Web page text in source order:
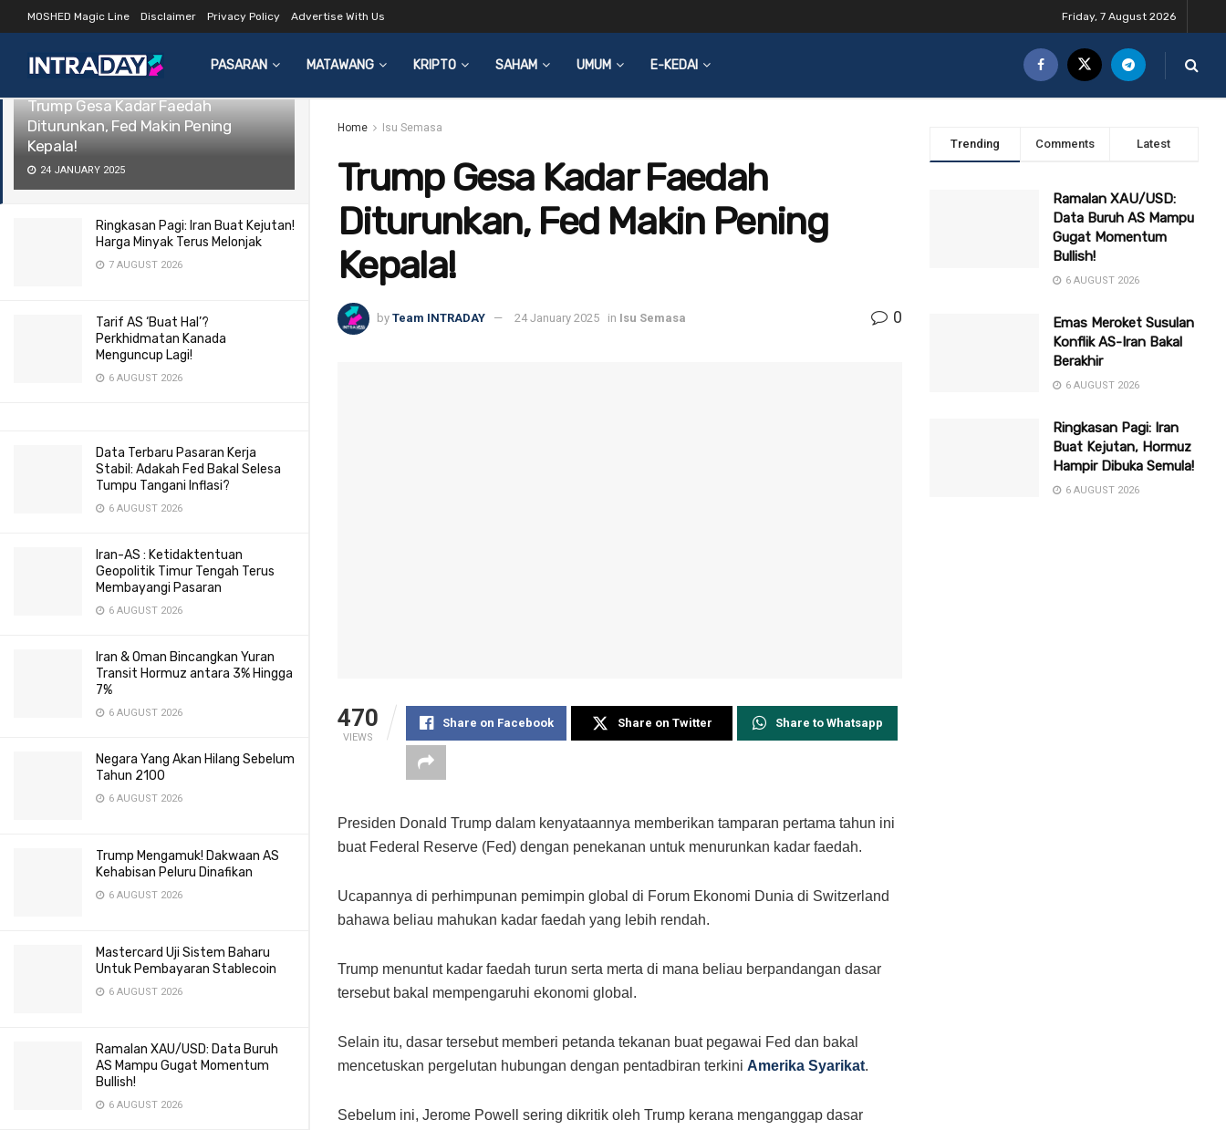
LATEST TRENDING Filter
Trump Gesa Kadar Faedah
Diturunkan, Fed Makin Pening
Kepala!
24 JANUARY 2025
Ringkasan Pagi: Iran Buat Kejutan!
Harga Minyak Terus Melonjak
7 AUGUST 2026
Tarif AS ‘Buat Hal’?
Perkhidmatan Kanada
Menguncup Lagi!
6 AUGUST 2026
Data Terbaru Pasaran Kerja
Stabil: Adakah Fed Bakal Selesa
Tumpu Tangani Inflasi?
6 AUGUST 2026
Iran-AS : Ketidaktentuan
Geopolitik Timur Tengah Terus
Membayangi Pasaran
6 AUGUST 2026
Iran & Oman Bincangkan Yuran
Transit Hormuz antara 3% Hingga
7%
6 AUGUST 2026
Negara Yang Akan Hilang Sebelum
Tahun 2100
6 AUGUST 2026
Trump Mengamuk! Dakwaan AS
Kehabisan Peluru Dinafikan
6 AUGUST 2026
Mastercard Uji Sistem Baharu
Untuk Pembayaran Stablecoin
6 AUGUST 2026
Ramalan XAU/USD: Data Buruh
AS Mampu Gugat Momentum
Bullish!
6 AUGUST 2026
MOSHED Magic Line Disclaimer Privacy Policy Advertise With Us Friday, 7 August 2026
PASARAN MATAWANG KRIPTO SAHAM UMUM E-KEDAI
Home Isu Semasa
Trump Gesa Kadar Faedah
Diturunkan, Fed Makin Pening
Kepala!
by Team INTRADAY 24 January 2025 in Isu Semasa 0
470
VIEWS
Share on Facebook Share on Twitter Share to Whatsapp
Presiden Donald Trump dalam kenyataannya memberikan tamparan pertama tahun ini
buat Federal Reserve (Fed) dengan penekanan untuk menurunkan kadar faedah.
Ucapannya di perhimpunan pemimpin global di Forum Ekonomi Dunia di Switzerland
bahawa beliau mahukan kadar faedah yang lebih rendah.
Trump menuntut kadar faedah turun serta merta di mana beliau berpandangan dasar
tersebut bakal mempengaruhi ekonomi global.
Selain itu, dasar tersebut memberi petanda tekanan buat pegawai Fed dan bakal
mencetuskan pergelutan hubungan dengan pentadbiran terkini Amerika Syarikat.
Sebelum ini, Jerome Powell sering dikritik oleh Trump kerana menganggap dasar
Trending Comments Latest
Ramalan XAU/USD:
Data Buruh AS Mampu
Gugat Momentum
Bullish!
6 AUGUST 2026
Emas Meroket Susulan
Konflik AS-Iran Bakal
Berakhir
6 AUGUST 2026
Ringkasan Pagi: Iran
Buat Kejutan, Hormuz
Hampir Dibuka Semula!
6 AUGUST 2026